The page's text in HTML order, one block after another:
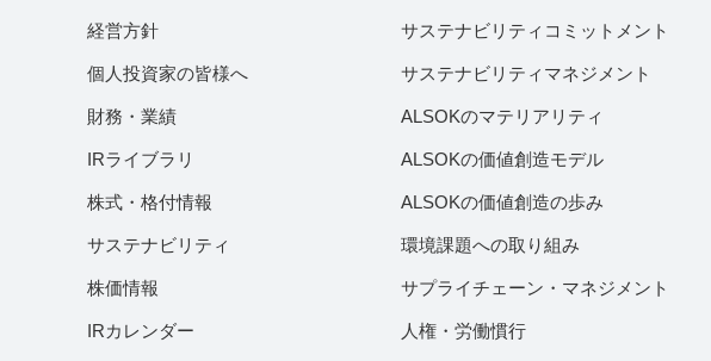
経営方針
個人投資家の皆様へ
財務・業績
IRライブラリ
株式・格付情報
サステナビリティ
株価情報
IRカレンダー
サステナビリティコミットメント
サステナビリティマネジメント
ALSOKのマテリアリティ
ALSOKの価値創造モデル
ALSOKの価値創造の歩み
環境課題への取り組み
サプライチェーン・マネジメント
人権・労働慣行